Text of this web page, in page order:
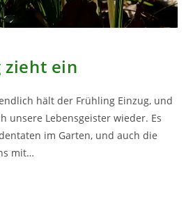
zieht ein
hält der Frühling Einzug, und
unsere Lebensgeister wieder. Es
im Garten, und auch die
mit…